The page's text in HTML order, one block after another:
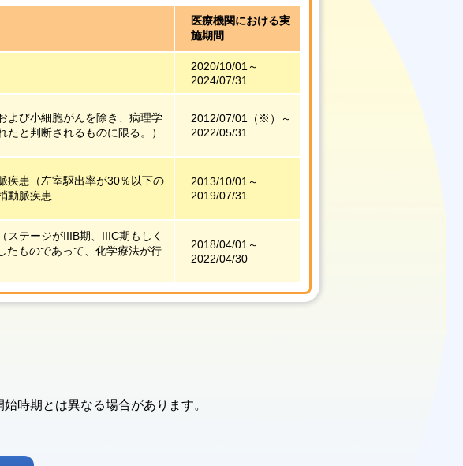
医療機関における実
施期間
2020/10/01～
2024/07/31
よび小細胞がんを除き、病理学
たと判断されるものに限る。）
2012/07/01 （※）
～
2022/05/31
疾患（左室駆出率が30％以下の
動脈疾患
2013/10/01～
2019/07/31
ステージがIIIB期、IIIC期もしく
たものであって、化学療法が行
2018/04/01～
2022/04/30
時期とは異なる場合があります。